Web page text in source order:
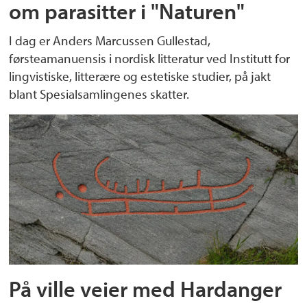
om parasitter i "Naturen"
I dag er Anders Marcussen Gullestad,
førsteamanuensis i nordisk litteratur ved Institutt for
lingvistiske, litterære og estetiske studier, på jakt
blant Spesialsamlingenes skatter.
På ville veier med Hardanger